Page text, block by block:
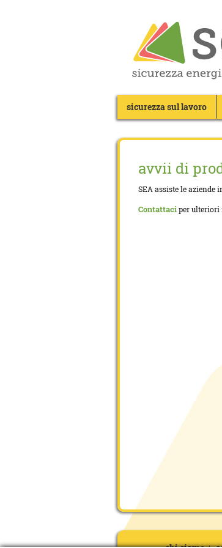
sicurezza sul lavoro
avvii di
SEA assiste le
Contattaciper ulteriori